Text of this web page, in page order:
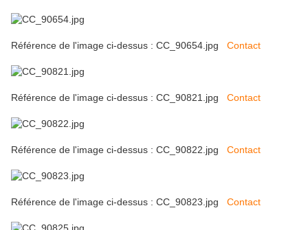
Référence de l'image ci-dessus : CC_90654.jpg Contact
Référence de l'image ci-dessus : CC_90821.jpg Contact
Référence de l'image ci-dessus : CC_90822.jpg Contact
Référence de l'image ci-dessus : CC_90823.jpg Contact